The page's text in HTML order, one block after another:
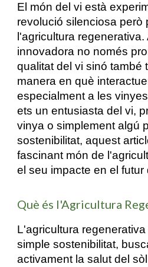
El món del vi està
revolució silenciosa però
l'agricultura
innovadora no només
qualitat del vi sinó també
manera en què
especialment a les
ets un entusiasta del vi,
vinya o simplement algú
sostenibilitat, aquest
fascinant món de
el seu impacte en el futur
Què és l'Agricultura
L'agricultura
simple sostenibilitat,
activament la salut del